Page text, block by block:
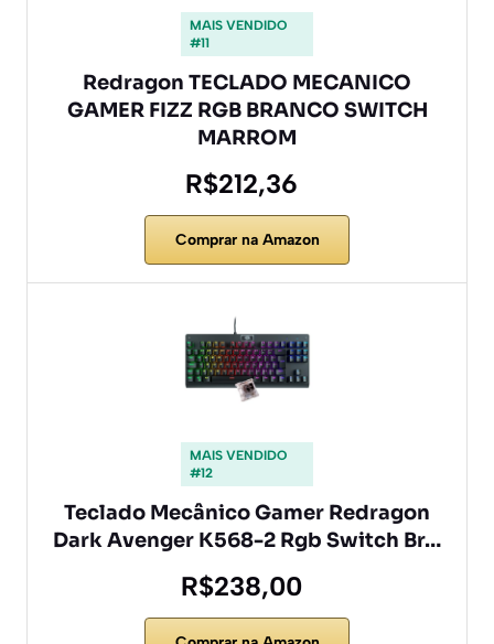
MAIS VENDIDO
#11
Redragon TECLADO MECANICO
GAMER FIZZ RGB BRANCO SWITCH
MARROM
R$212,36
Comprar na Amazon
MAIS VENDIDO
#12
Teclado Mecânico Gamer Redragon
Dark Avenger K568-2 Rgb Switch Br…
R$238,00